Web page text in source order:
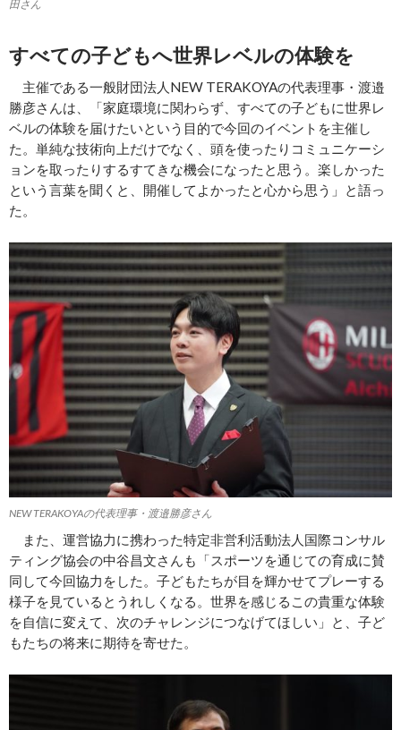
田さん
すべての子どもへ世界レベルの体験を
主催である一般財団法人NEW TERAKOYAの代表理事・渡邉
勝彦さんは、「家庭環境に関わらず、すべての子どもに世界レ
ベルの体験を届けたいという目的で今回のイベントを主催し
た。単純な技術向上だけでなく、頭を使ったりコミュニケーシ
ョンを取ったりするすてきな機会になったと思う。楽しかった
という言葉を聞くと、開催してよかったと心から思う」と語っ
た。
NEW TERAKOYAの代表理事・渡邉勝彦さん
また、運営協力に携わった特定非営利活動法人国際コンサル
ティング協会の中谷昌文さんも「スポーツを通じての育成に賛
同して今回協力をした。子どもたちが目を輝かせてプレーする
様子を見ているとうれしくなる。世界を感じるこの貴重な体験
を自信に変えて、次のチャレンジにつなげてほしい」と、子ど
もたちの将来に期待を寄せた。